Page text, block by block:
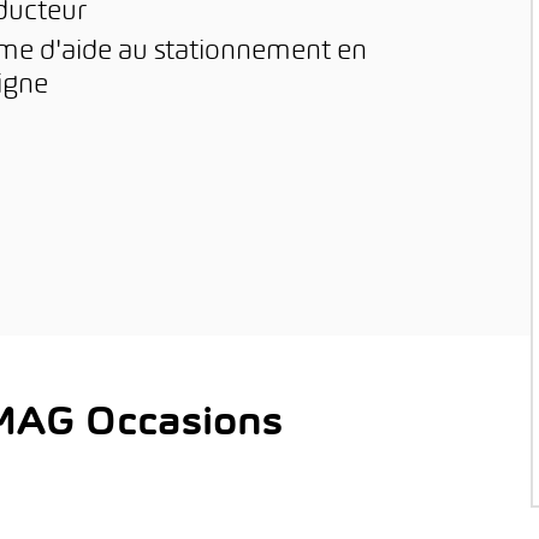
d'aide au stationnement en
Occasions